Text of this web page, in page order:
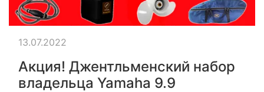
Акция! Джентльменский набор
владельца Yamaha 9.9
13.07.2022